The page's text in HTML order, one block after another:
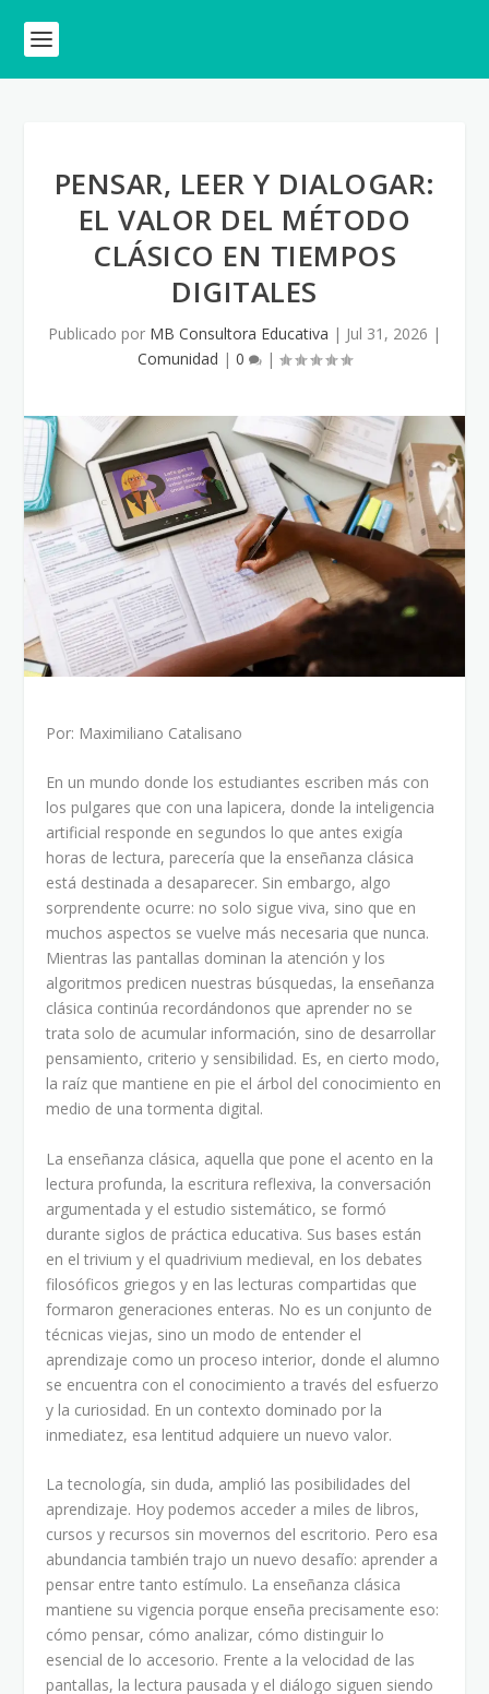
PENSAR, LEER Y DIALOGAR:
EL VALOR DEL MÉTODO
CLÁSICO EN TIEMPOS
DIGITALES
Publicado por MB Consultora Educativa | Jul 31, 2026 |
Comunidad | 0 |
Por: Maximiliano Catalisano
En un mundo donde los estudiantes escriben más con
los pulgares que con una lapicera, donde la inteligencia
artificial responde en segundos lo que antes exigía
horas de lectura, parecería que la enseñanza clásica
está destinada a desaparecer. Sin embargo, algo
sorprendente ocurre: no solo sigue viva, sino que en
muchos aspectos se vuelve más necesaria que nunca.
Mientras las pantallas dominan la atención y los
algoritmos predicen nuestras búsquedas, la enseñanza
clásica continúa recordándonos que aprender no se
trata solo de acumular información, sino de desarrollar
pensamiento, criterio y sensibilidad. Es, en cierto modo,
la raíz que mantiene en pie el árbol del conocimiento en
medio de una tormenta digital.
La enseñanza clásica, aquella que pone el acento en la
lectura profunda, la escritura reflexiva, la conversación
argumentada y el estudio sistemático, se formó
durante siglos de práctica educativa. Sus bases están
en el trivium y el quadrivium medieval, en los debates
filosóficos griegos y en las lecturas compartidas que
formaron generaciones enteras. No es un conjunto de
técnicas viejas, sino un modo de entender el
aprendizaje como un proceso interior, donde el alumno
se encuentra con el conocimiento a través del esfuerzo
y la curiosidad. En un contexto dominado por la
inmediatez, esa lentitud adquiere un nuevo valor.
La tecnología, sin duda, amplió las posibilidades del
aprendizaje. Hoy podemos acceder a miles de libros,
cursos y recursos sin movernos del escritorio. Pero esa
abundancia también trajo un nuevo desafío: aprender a
pensar entre tanto estímulo. La enseñanza clásica
mantiene su vigencia porque enseña precisamente eso:
cómo pensar, cómo analizar, cómo distinguir lo
esencial de lo accesorio. Frente a la velocidad de las
pantallas, la lectura pausada y el diálogo siguen siendo